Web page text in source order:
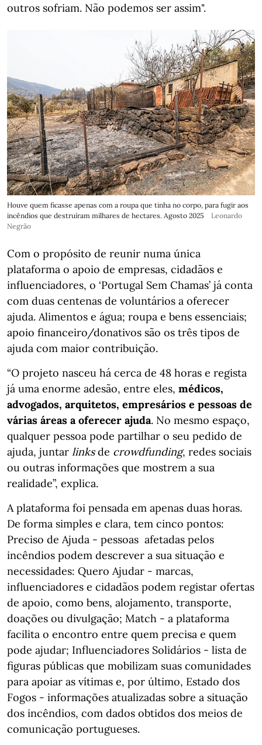
outros sofriam. Não podemos ser assim".
Houve quem ficasse apenas com a roupa que tinha no corpo, para fugir aos
incêndios que destruíram milhares de hectares. Agosto 2025
Leonardo
Negrão
Com o propósito de reunir numa única
plataforma o apoio de empresas, cidadãos e
influenciadores, o ‘Portugal Sem Chamas’ já conta
com duas centenas de voluntários a oferecer
ajuda. Alimentos e água; roupa e bens essenciais;
apoio financeiro/donativos são os três tipos de
ajuda com maior contribuição.
“O projeto nasceu há cerca de 48 horas e regista
já uma enorme adesão, entre eles, médicos,
advogados, arquitetos, empresários e pessoas de
várias áreas a oferecer ajuda. No mesmo espaço,
qualquer pessoa pode partilhar o seu pedido de
ajuda, juntar linksde crowdfunding, redes sociais
ou outras informações que mostrem a sua
realidade”, explica.
A plataforma foi pensada em apenas duas horas.
De forma simples e clara, tem cinco pontos:
Preciso de Ajuda - pessoas afetadas pelos
incêndios podem descrever a sua situação e
necessidades: Quero Ajudar - marcas,
influenciadores e cidadãos podem registar ofertas
de apoio, como bens, alojamento, transporte,
doações ou divulgação; Match - a plataforma
facilita o encontro entre quem precisa e quem
pode ajudar; Influenciadores Solidários - lista de
figuras públicas que mobilizam suas comunidades
para apoiar as vítimas e, por último, Estado dos
Fogos - informações atualizadas sobre a situação
dos incêndios, com dados obtidos dos meios de
comunicação portugueses.